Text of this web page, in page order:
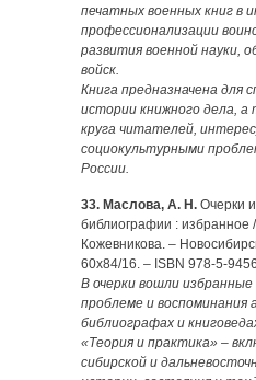
печатных военных книг в
профессионализации
развития военной науки,
войск.
Книга предназначена для
истории книжного дела, а
круга читателей,
социокультурными
России.
33. Маслова, А. Н. Очерки
библиографии : избранное
Кожевникова. –
60х84/16. – ISBN 978-5-
В очерки вошли
проблеме и воспоминания
библиографах и
«Теория и практика» –
сибирской и